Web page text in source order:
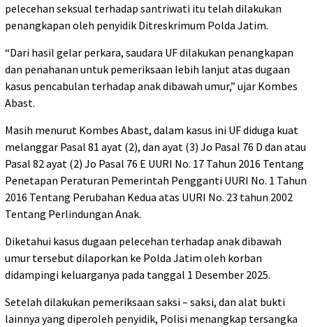
pelecehan seksual terhadap santriwati itu telah dilakukan
penangkapan oleh penyidik Ditreskrimum Polda Jatim.
“Dari hasil gelar perkara, saudara UF dilakukan penangkapan
dan penahanan untuk pemeriksaan lebih lanjut atas dugaan
kasus pencabulan terhadap anak dibawah umur,” ujar Kombes
Abast.
Masih menurut Kombes Abast, dalam kasus ini UF diduga kuat
melanggar Pasal 81 ayat (2), dan ayat (3) Jo Pasal 76 D dan atau
Pasal 82 ayat (2) Jo Pasal 76 E UURI No. 17 Tahun 2016 Tentang
Penetapan Peraturan Pemerintah Pengganti UURI No. 1 Tahun
2016 Tentang Perubahan Kedua atas UURI No. 23 tahun 2002
Tentang Perlindungan Anak.
Diketahui kasus dugaan pelecehan terhadap anak dibawah
umur tersebut dilaporkan ke Polda Jatim oleh korban
didampingi keluarganya pada tanggal 1 Desember 2025.
Setelah dilakukan pemeriksaan saksi – saksi, dan alat bukti
lainnya yang diperoleh penyidik, Polisi menangkap tersangka